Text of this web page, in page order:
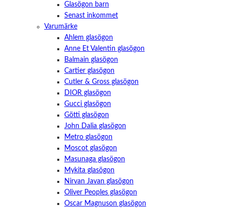
Glasögon barn
Senast inkommet
Varumärke
Ahlem glasögon
Anne Et Valentin glasögon
Balmain glasögon
Cartier glasögon
Cutler & Gross glasögon
DIOR glasögon
Gucci glasögon
Götti glasögon
John Dalia glasögon
Metro glasögon
Moscot glasögon
Masunaga glasögon
Mykita glasögon
Nirvan Javan glasögon
Oliver Peoples glasögon
Oscar Magnuson glasögon